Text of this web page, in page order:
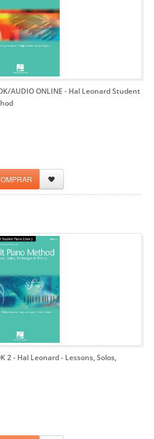
AUDIO ONLINE - Hal Leonard Student
2- Hal Leonard - Lessons, Solos,